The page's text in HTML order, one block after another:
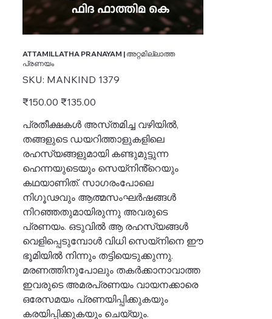
ATTAMILLATHA PRANAYAM | അറ്റമില്ലാത്ത
പ്രണയം
SKU: SKU
MANKIND
MANKIND 1379
Original
price
₹150.00 Sale
price
₹135.00
പ്രതീക്ഷകൾ അസ്‌തമിച്ച വഴിയിൽ,
തങ്ങളുടെ ഡയറിത്താളുകളിലെ
രഹസ്യങ്ങളുമായി കണ്ടുമുട്ടുന്ന
ഹെന്നയുടെയും സെയ്‌നിൻ്റെയും
കഥയാണിത്. സാഗരംപോലെ
നിഗൂഢവും ആത്മസംഘർഷങ്ങൾ
നിറഞ്ഞതുമായിരുന്നു അവരുടെ
പ്രണയം. ഒടുവിൽ ആ രഹസ്യങ്ങൾ
വെളിപ്പെടുമ്പോൾ വിധി സെയ്‌‌നിനെ ഈ
ഭൂമിയിൽ നിന്നും തട്ടിയെടുക്കുന്നു.
മരണത്തിനുപോലും തകർക്കാനാവാത്ത
ഇവരുടെ അമരപ്രണയം വായനക്കാരെ
ഒരേസമയം പ്രണയിപ്പിക്കുകയും
കരയിപ്പിക്കുകയും ചെയ്യും.